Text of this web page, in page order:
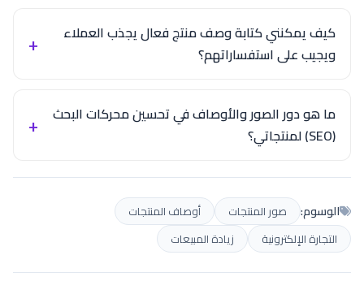
كيف يمكنني كتابة وصف منتج فعال يجذب العملاء
ويجيب على استفساراتهم؟
ما هو دور الصور والأوصاف في تحسين محركات البحث
(SEO) لمنتجاتي؟
الوسوم: صور المنتجات
أوصاف المنتجات
التجارة الإلكترونية
زيادة المبيعات